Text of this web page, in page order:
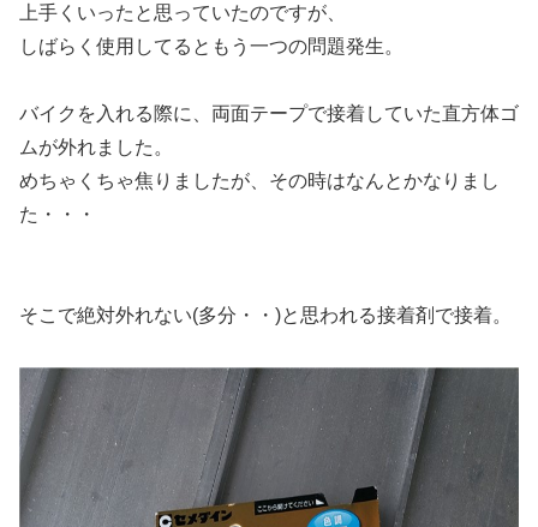
上手くいったと思っていたのですが、
しばらく使用してるともう一つの問題発生。
バイクを入れる際に、両面テープで接着していた直方体ゴ
ムが外れました。
めちゃくちゃ焦りましたが、その時はなんとかなりまし
た・・・
そこで絶対外れない(多分・・)と思われる接着剤で接着。